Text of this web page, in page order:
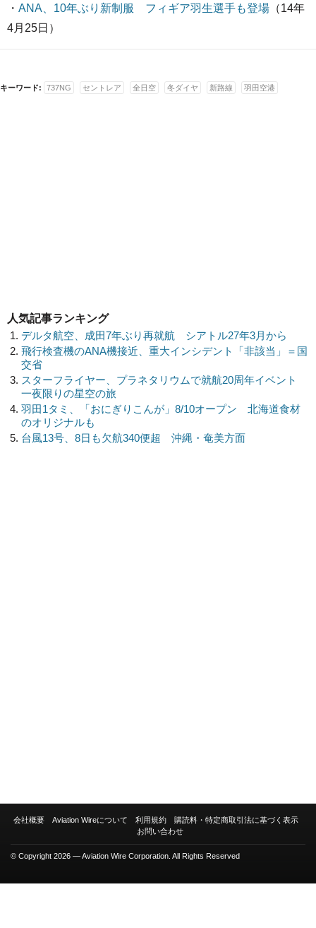
・ ANA、10年ぶり新制服 フィギア羽生選手も登場 （14年
4月25日）
キーワード: 737NG セントレア 全日空 冬ダイヤ 新路線 羽田空港
人気記事ランキング
デルタ航空、成田7年ぶり再就航 シアトル27年3月から
飛行検査機のANA機接近、重大インシデント「非該当」＝国
交省
スターフライヤー、プラネタリウムで就航20周年イベント
一夜限りの星空の旅
羽田1タミ、「おにぎりこんが」8/10オープン 北海道食材
のオリジナルも
台風13号、8日も欠航340便超 沖縄・奄美方面
会社概要 Aviation Wireについて 利用規約
購読料・特定商取引法に基づく表示
お問い合わせ
© Copyright 2026 — Aviation Wire Corporation. All Rights Reserved